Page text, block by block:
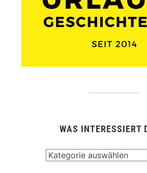
WAS INTERESSIERT